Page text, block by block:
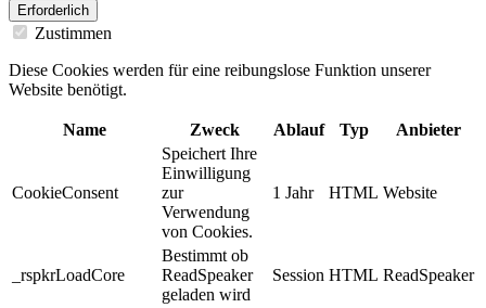
Erforderlich
Zustimmen
Diese Cookies werden für eine reibungslose Funktion unserer
Website benötigt.
Name Zweck Ablauf Typ Anbieter
CookieConsent
Speichert Ihre
Einwilligung
zur
Verwendung
von Cookies.
1 Jahr HTML Website
_rspkrLoadCore
Bestimmt ob
ReadSpeaker
geladen wird
Session HTML ReadSpeaker